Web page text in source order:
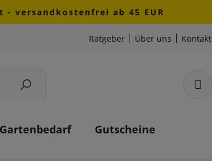
versandkostenfrei ab 45 EUR
Ratgeber Über uns Kontakt
Gartenbedarf Gutscheine